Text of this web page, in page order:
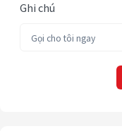
Ghi chú